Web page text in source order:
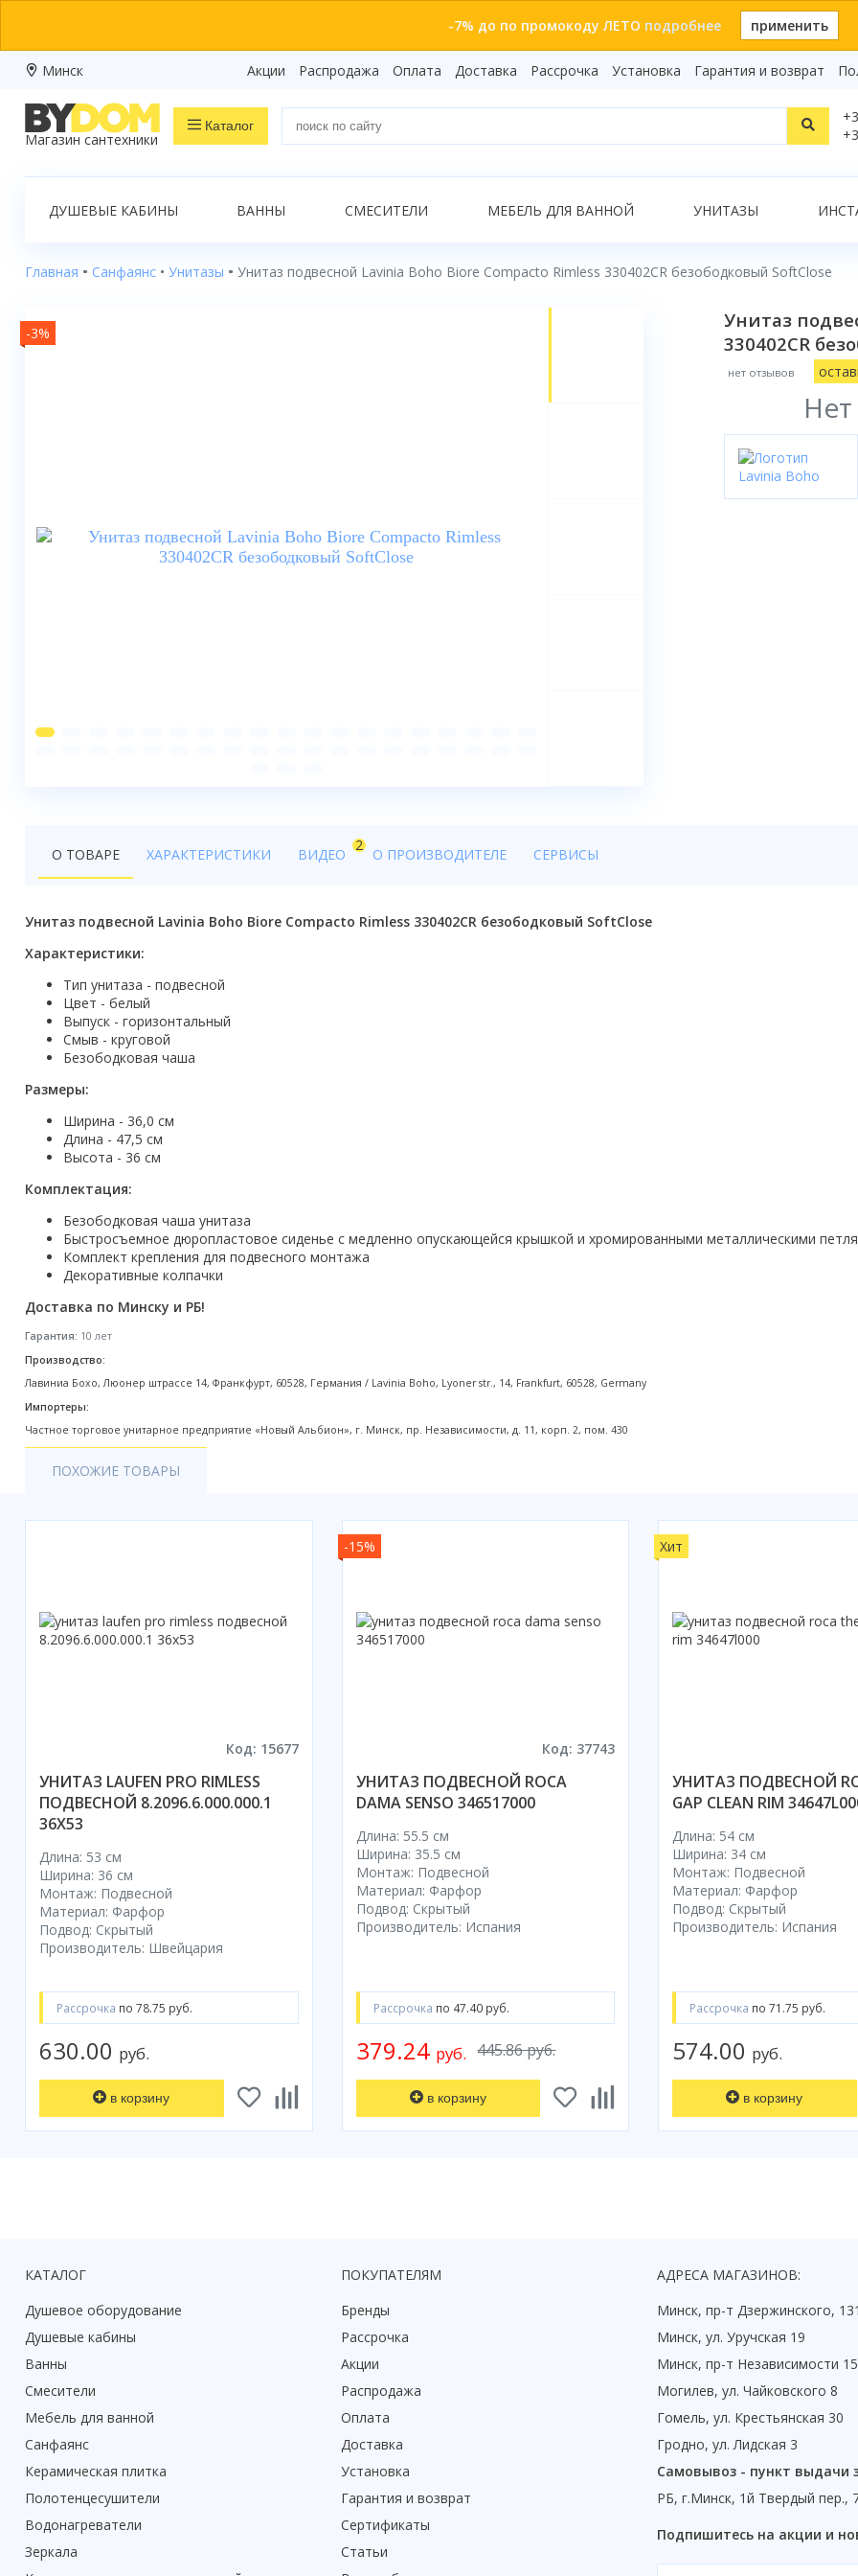
-7% до по промокоду ЛЕТО подробнее применить
Минск Акции Распродажа Оплата Доставка Рассрочка Установка Гарантия и возврат
Бренды
Магазин сантехники
Каталог
Показать все результаты
Распродажа
Ванны
Смесители
Кухонные мойки
Трапы
Радиаторы отопления
Котлы отопления
Сифоны и донные клапаны
Люки
Дом и сад
Готовые кухни
Акции
ДУШЕВЫЕ КАБИНЫ ВАННЫ СМЕСИТЕЛИ МЕБЕЛЬ ДЛЯ ВАННОЙ УНИТАЗЫ
Главная Санфаянс Унитазы Унитаз подвесной Lavinia Boho Biore Compacto Rimless 330402CR безободковый SoftClose
Унитаз
330402CR
нет отзывов
-3%
О ТОВАРЕ ХАРАКТЕРИСТИКИ ВИДЕО
2
О ПРОИЗВОДИТЕЛЕ СЕРВИСЫ
Унитаз подвесной Lavinia Boho Biore Compacto Rimless 330402CR безободковый SoftClose
Характеристики:
Тип унитаза - подвесной
Цвет - белый
Выпуск - горизонтальный
Смыв - круговой
Безободковая чаша
Размеры:
Ширина - 36,0 см
Длина - 47,5 см
Высота - 36 см
Комплектация:
Безободковая чаша унитаза
Быстросъемное дюропластовое сиденье с медленно опускающейся крышкой и хромированными металлическими
Комплект крепления для подвесного монтажа
Декоративные колпачки
Доставка по Минску и РБ!
Гарантия: 10 лет
Производство:
Лавиниа Бохо, Люонер штрассе 14, Франкфурт, 60528, Германия / Lavinia Boho, Lyoner str., 14, Frankfurt, 60528, Germany
Импортеры:
Частное торговое унитарное предприятие «Новый Альбион», г. Минск, пр. Независимости, д. 11, корп. 2, пом. 430
ПОХОЖИЕ ТОВАРЫ
Код: 15677
УНИТАЗ LAUFEN PRO RIMLESS
ПОДВЕСНОЙ 8.2096.6.000.000.1
36X53
Длина: 53 см
Ширина: 36 см
Монтаж: Подвесной
Материал: Фарфор
Подвод: Скрытый
Производитель: Швейцария
Рассрочка по 78.75 руб.
630.00 руб.
в корзину
-15%
Код: 37743
УНИТАЗ ПОДВЕСНОЙ ROCA
DAMA SENSO 346517000
Длина: 55.5 см
Ширина: 35.5 см
Монтаж: Подвесной
Материал: Фарфор
Подвод: Скрытый
Производитель: Испания
Рассрочка по 47.40 руб.
445.86 руб.
379.24 руб.
в корзину
Хит
УНИТАЗ ПОДВЕСНОЙ
GAP CLEAN RIM
Длина: 54 см
Ширина: 34 см
Монтаж: Подвесной
Материал: Фарфор
Подвод: Скрытый
Производитель: Испания
Рассрочка по 71.75 руб.
574.00 руб.
в корзину
КАТАЛОГ
Душевое оборудование
Душевые кабины
Ванны
Смесители
Мебель для ванной
Санфаянс
Керамическая плитка
Полотенцесушители
Водонагреватели
Зеркала
ПОКУПАТЕЛЯМ
Бренды
Рассрочка
Акции
Распродажа
Оплата
Доставка
Установка
Гарантия и возврат
Сертификаты
Статьи
АДРЕСА МАГАЗИНОВ:
Минск, пр-т Дзержинского,
Минск, ул. Уручская 19
Минск, пр-т Независимости
Могилев, ул. Чайковского 8
Гомель, ул. Крестьянская 30
Гродно, ул. Лидская 3
Самовывоз - пункт выдачи
РБ, г.Минск, 1й Твердый пер.,
Подпишитесь на акции и